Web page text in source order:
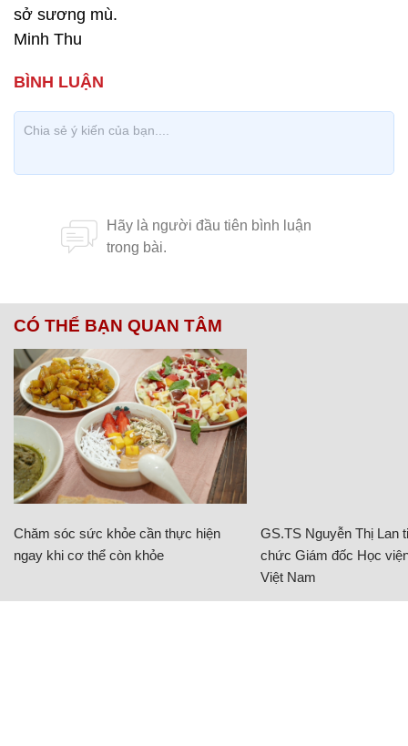
sở sương mù.
Minh Thu
CÓ THỂ BẠN QUAN TÂM
Chăm sóc sức khỏe cần thực hiện
ngay khi cơ thể còn khỏe
GS.TS Nguyễn Thị Lan
chức Giám đốc Học
Việt Nam